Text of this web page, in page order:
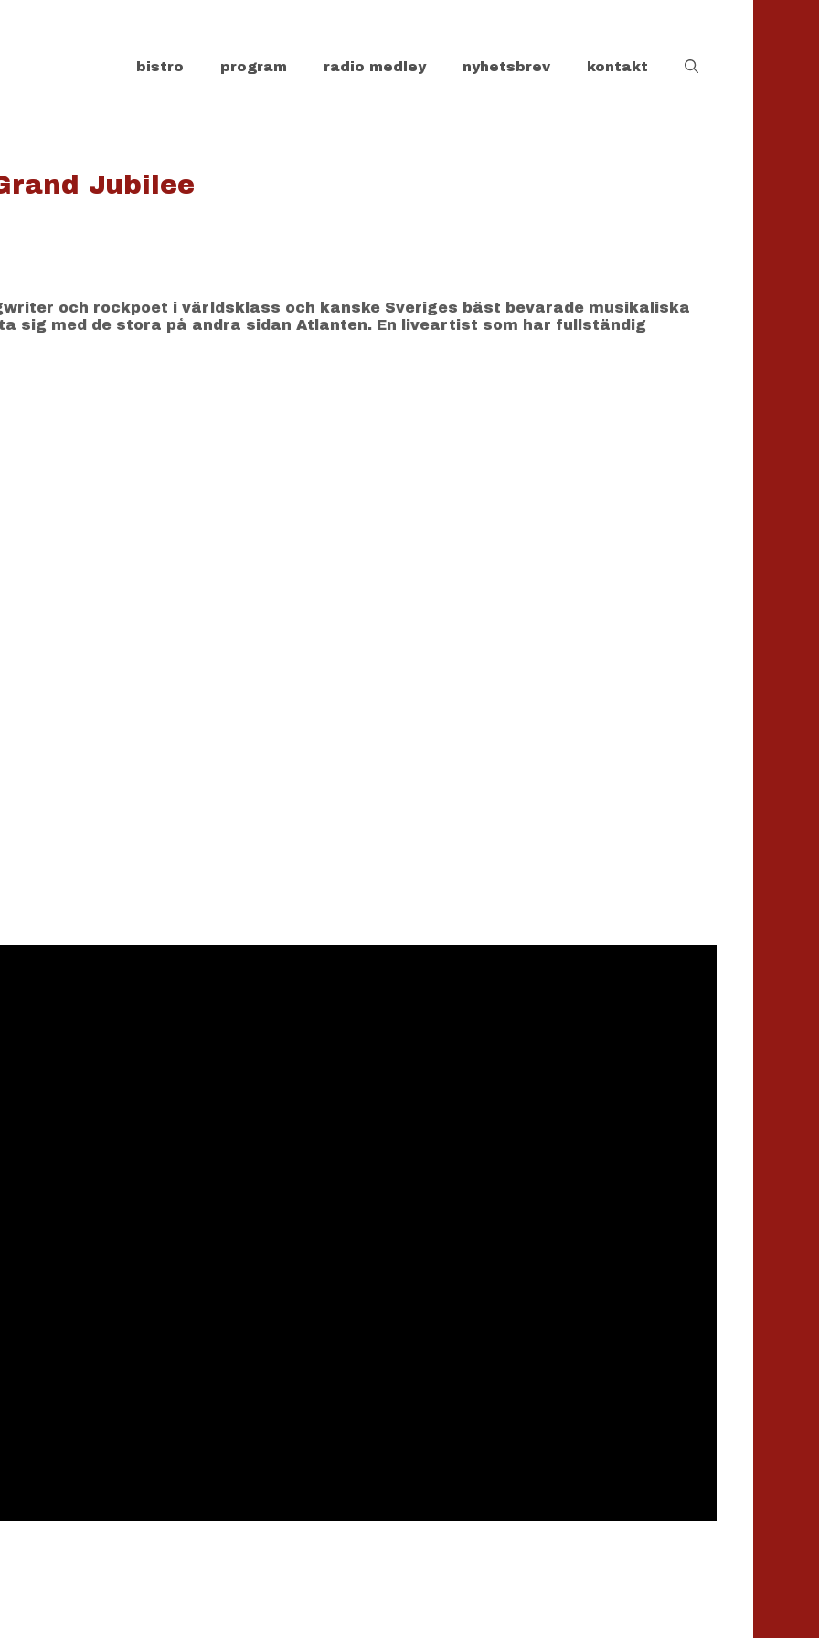
bistro program radio medley nyhetsbrev kontakt
Jubilee
och rockpoet i världsklass och kanske Sveriges bäst bevarade musikaliska
sig med de stora på andra sidan Atlanten. En liveartist som har fullständig